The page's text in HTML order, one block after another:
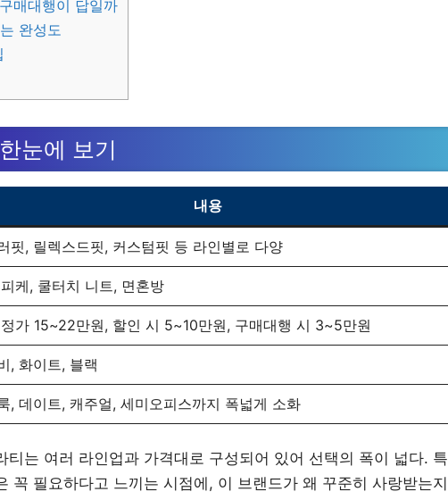
매대행이 답일까
완성도
눈에 보기
내용
핏, 릴렉스드핏, 커스텀핏 등 라인별로 다양
케, 쿨터치 니트, 면혼방
가 15~22만원, 할인 시 5~10만원, 구매대행 시 3~5만원
, 화이트, 블랙
, 데이트, 캐주얼, 세미오피스까지 폭넓게 소화
티는 여러 라인업과 가격대로 구성되어 있어 선택의 폭이 넓다. 특
꼭 필요하다고 느끼는 시점에, 이 브랜드가 왜 꾸준히 사랑받는지